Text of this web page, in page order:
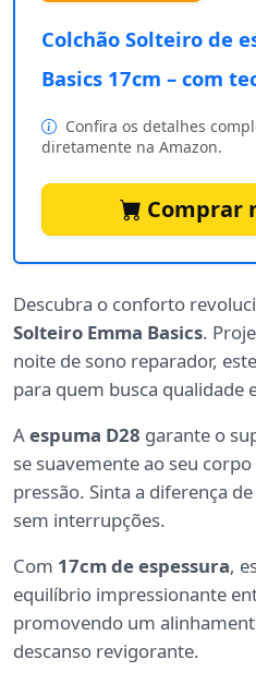
Colchão Solteiro de
Basics 17cm – com
Confira os detalhes
diretamente na Amazon.
Comprar
Descubra o conforto
Solteiro Emma Basics.
noite de sono reparador,
para quem busca qualidade
Aespuma D28 garante o
se suavemente ao seu
pressão. Sinta a diferença
sem interrupções.
Com 17cm de espessura,
equilíbrio impressionante
promovendo um
descanso revigorante.